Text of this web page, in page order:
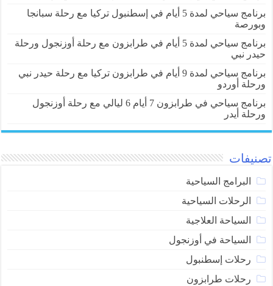
برنامج سياحي لمدة 5 أيام في إسطنبول تركيا مع رحلة سبانجا
وبورصة
برنامج سياحي لمدة 5 أيام في طرابزون مع رحلة أوزنجول ورحلة
حيدر نبي
برنامج سياحي لمدة 9 أيام في طرابزون تركيا مع رحلة حيدر نبي
ورحلة أوردو
برنامج سياحي في طرابزون 7 أيام 6 ليالي مع رحلة أوزنجول
ورحلة أيدر
تصنيفات
البرامج السياحية
الرحلات السياحية
السياحة العلاجية
السياحة في أوزنجول
رحلات إسطنبول
رحلات طرابزون